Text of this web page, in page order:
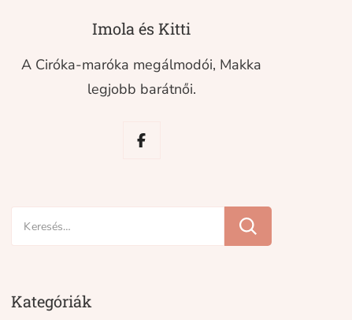
Imola és Kitti
A Ciróka-maróka megálmodói, Makka
legjobb barátnői.
Keresés:
Kategóriák